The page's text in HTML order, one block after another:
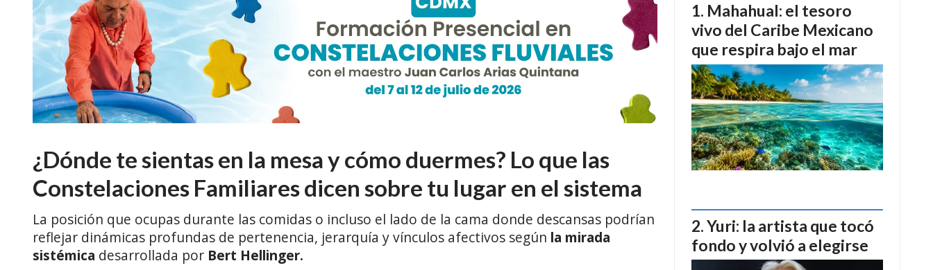
¿Dónde te sientas en la mesa y cómo duermes? Lo que las
Constelaciones Familiares dicen sobre tu lugar en el sistema
La posición que ocupas durante las comidas o incluso el lado de la cama donde descansas podrían
reflejar dinámicas profundas de pertenencia, jerarquía y vínculos afectivos según la mirada
sistémica desarrollada por Bert Hellinger.
Mahahual: el tesoro
vivo del Caribe Mexicano
que respira bajo el mar
Yuri: la artista que tocó
fondo y volvió a elegirse